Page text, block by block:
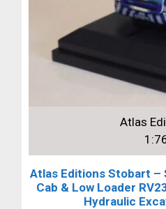
Atlas
Atlas Editions Stobart –
Cab & Low Loader
Hydraulic